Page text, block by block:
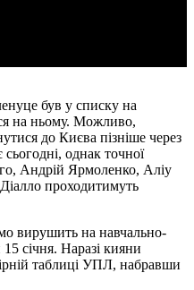
був у списку на
на ньому. Можливо,
до Києва пізніше через
однак точної
Андрій Ярмоленко, Аліу
проходитимуть
вирушить на навчально-
січня. Наразі кияни
таблиці УПЛ, набравши